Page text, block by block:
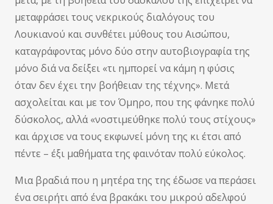
μεταφράσει τους νεκρικούς διαλόγους του
Λουκιανού και συνθέτει μύθους του Αισώπου,
καταγράφοντας μόνο δύο στην αυτοβιογραφία της
μόνο διά να δείξει «τι ημπορεί να κάμη η φύσις
όταν δεν έχει την βοήθειαν της τέχνης». Μετά
ασχολείται και με τον Όμηρο, που της φάνηκε πολύ
δύσκολος, αλλά «νοστιμεύθηκε πολύ τους στίχους»
και άρχισε να τους εκφωνεί μόνη της κι έτσι από
πέντε – έξι μαθήματα της φαινόταν πολύ εύκολος.
Μια βραδιά που η μητέρα της της έδωσε να περάσει
ένα σειρήτι από ένα βρακάκι του μικρού αδελφού